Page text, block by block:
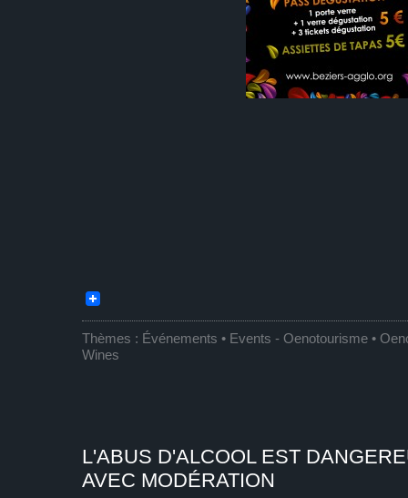
Thèmes : Événements • Events - Oenotourisme •
Wines
L'ABUS D'ALCOOL EST
AVEC MODÉRATION